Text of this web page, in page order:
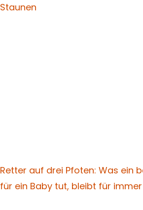
Staunen
Retter auf drei Pfoten: Was ein
für ein Baby tut, bleibt für